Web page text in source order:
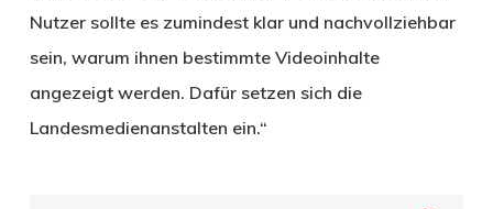
Nutzer sollte es zumindest klar und nachvollziehbar
sein, warum ihnen bestimmte Videoinhalte
angezeigt werden. Dafür setzen sich die
Landesmedienanstalten ein.“